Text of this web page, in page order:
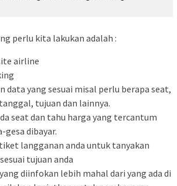
perlu kita lakukan adalah :
airline
data yang sesuai misal perlu berapa seat,
tujuan dan lainnya.
seat dan tahu harga yang tercantum
gesa dibayar.
langganan anda untuk tanyakan
tujuan anda
diinfokan lebih mahal dari yang ada di